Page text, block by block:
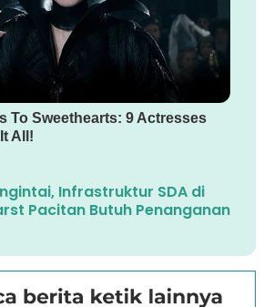
Infrastruktur SDA di
Pacitan Butuh Penanganan